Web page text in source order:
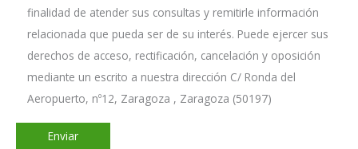
finalidad de atender sus consultas y remitirle información
relacionada que pueda ser de su interés. Puede ejercer sus
derechos de acceso, rectificación, cancelación y oposición
mediante un escrito a nuestra dirección C/ Ronda del
Aeropuerto, nº12, Zaragoza , Zaragoza (50197)